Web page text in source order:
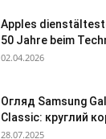
Apples
50 Jahre beim
02.04.2026
Огляд Samsung
Classic: круглий
28.07.2025